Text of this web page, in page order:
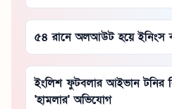
৫৪ রানে অলআউট হয়ে ইনিংস
ইংলিশ ফুটবলার আইভান টনির
'হামলার' অভিযোগ